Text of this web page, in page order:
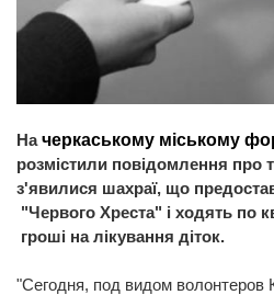
Начеркаському міському
розмістили повідомлення про
з'явилися шахраї, що
"Червого Хреста" і ходять по
гроші на лікування діток.
"Сегодня, под видом волонтеров